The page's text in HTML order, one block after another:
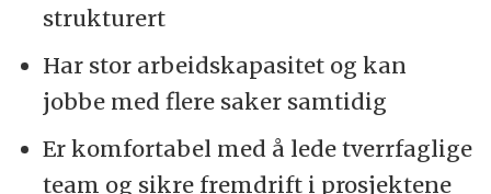
strukturert
Har stor arbeidskapasitet og kan
jobbe med flere saker samtidig
Er komfortabel med å lede tverrfaglige
team og sikre fremdrift i prosjektene